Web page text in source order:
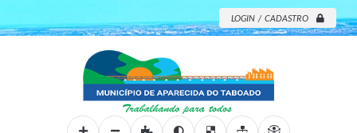
LOGIN / CADASTRO